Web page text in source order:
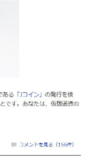
ないのか？
り1,214.4億ド
右される状態
李在明を支持しな
室長が告発され
り、空前の国政壟